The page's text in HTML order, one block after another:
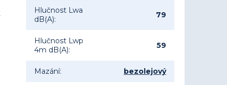
Hlučnost Lwa
dB(A): 79
Hlučnost Lwp
4m dB(A): 59
Mazání: bezolejový